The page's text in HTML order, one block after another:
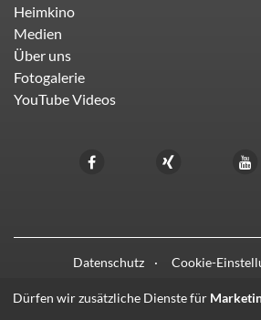
Heimkino
Medien
Über uns
Fotogalerie
YouTube Videos
Datenschutz Cookie-
Dürfen wir zusätzliche Dienste für